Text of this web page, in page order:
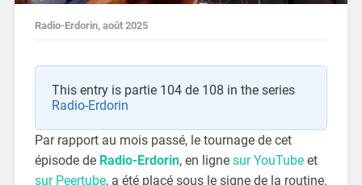
Radio-Erdorin, août 2025
This entry is partie 104 de 108 in the series
Radio-Erdorin
Par rapport au mois passé, le tournage de cet
épisode de Radio-Erdorin, en ligne sur YouTubeet
sur Peertube, a été placé sous le signe de la routine.